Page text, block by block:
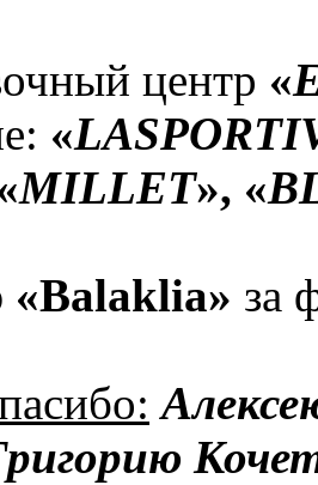
центр «
«LA
MILLET», «
«Balaklia» за